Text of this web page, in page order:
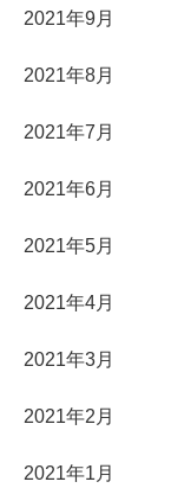
2021年9月
2021年8月
2021年7月
2021年6月
2021年5月
2021年4月
2021年3月
2021年2月
2021年1月